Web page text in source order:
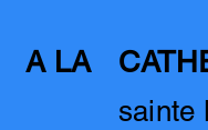
A LA
sainte